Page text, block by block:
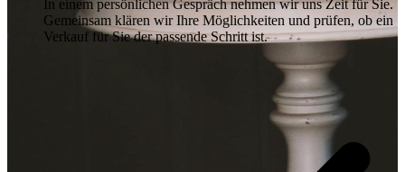
In einem persönlichen Gespräch nehmen wir uns Zeit für Sie.
Gemeinsam klären wir Ihre Möglichkeiten und prüfen, ob ein
Verkauf für Sie der passende Schritt ist.